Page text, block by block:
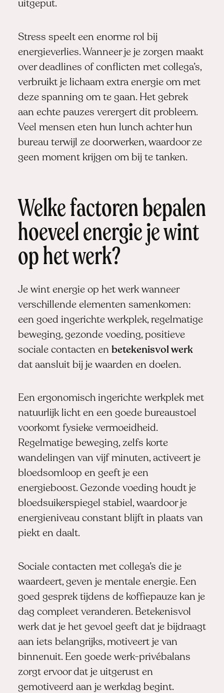
uitgeput.
Stress speelt een enorme rol bij
energieverlies. Wanneer je je zorgen maakt
over deadlines of conflicten met collega’s,
verbruikt je lichaam extra energie om met
deze spanning om te gaan. Het gebrek
aan echte pauzes verergert dit probleem.
Veel mensen eten hun lunch achter hun
bureau terwijl ze doorwerken, waardoor ze
geen moment krijgen om bij te tanken.
Welke factoren bepalen
hoeveel energie je wint
op het werk?
Je wint energie op het werk wanneer
verschillende elementen samenkomen:
een goed ingerichte werkplek, regelmatige
beweging, gezonde voeding, positieve
sociale contacten en betekenisvol werk
dat aansluit bij je waarden en doelen.
Een ergonomisch ingerichte werkplek met
natuurlijk licht en een goede bureaustoel
voorkomt fysieke vermoeidheid.
Regelmatige beweging, zelfs korte
wandelingen van vijf minuten, activeert je
bloedsomloop en geeft je een
energieboost. Gezonde voeding houdt je
bloedsuikerspiegel stabiel, waardoor je
energieniveau constant blijft in plaats van
piekt en daalt.
Sociale contacten met collega’s die je
waardeert, geven je mentale energie. Een
goed gesprek tijdens de koffiepauze kan je
dag compleet veranderen. Betekenisvol
werk dat je het gevoel geeft dat je bijdraagt
aan iets belangrijks, motiveert je van
binnenuit. Een goede werk-privébalans
zorgt ervoor dat je uitgerust en
gemotiveerd aan je werkdag begint.